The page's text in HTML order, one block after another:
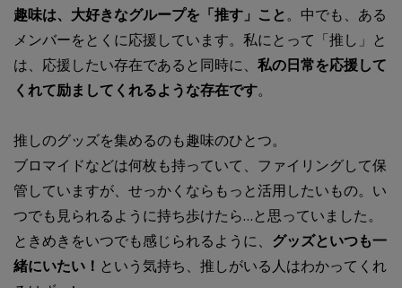
趣味は、大好きなグループを「推す」こと。中でも、ある
メンバーをとくに応援しています。私にとって「推し」と
は、応援したい存在であると同時に、 私の日常を応援して
くれて励ましてくれるような存在です。
推しのグッズを集めるのも趣味のひとつ。
ブロマイドなどは何枚も持っていて、ファイリングして保
管していますが、せっかくならもっと活用したいもの。い
つでも見られるように持ち歩けたら…と思っていました。
ときめきをいつでも感じられるように、 グッズといつも一
緒にいたい！ という気持ち、推しがいる人はわかってくれ